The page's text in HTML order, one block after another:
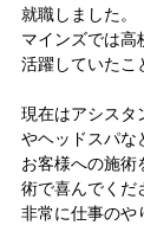
就職しました。
マインズでは高
活躍していたこ
現在はアシスタ
やヘッドスパな
お客様への施術
術で喜んでくだ
非常に仕事のや